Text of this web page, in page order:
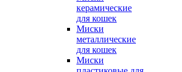
керамические
для кошек
Миски
металлические
для кошек
Миски